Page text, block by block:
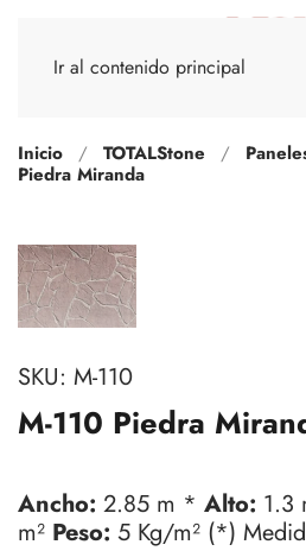
Ir al contenido principal
Inicio TOTALStone
Piedra Miranda
SKU: M-110
M-110 Piedra
Ancho: 2.85 m * Alto: 1.3
m² Peso: 5 Kg/m² (*)